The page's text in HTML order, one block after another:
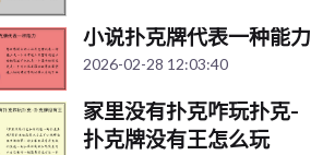
小说扑克牌代表一种能力
2026-02-28 12:03:40
家里没有扑克咋玩扑克-
扑克牌没有王怎么玩